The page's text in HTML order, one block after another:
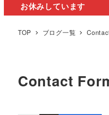
お休みしています
TOP ブログ一覧
Contact